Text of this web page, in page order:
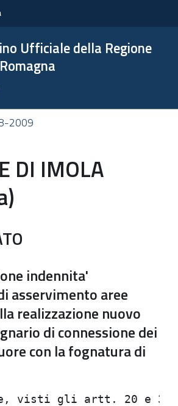
Ufficiale della Regione
2009
DI IMOLA
indennita'
asservimento aree
realizzazione nuovo
di connessione dei
con la fognatura di
visti gli artt. 20 e 37 del